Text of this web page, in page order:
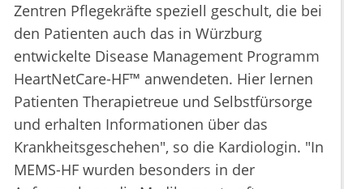
Zentren Pflegekräfte speziell geschult, die bei
den Patienten auch das in Würzburg
entwickelte Disease Management Programm
HeartNetCare-HF™ anwendeten. Hier lernen
Patienten Therapietreue und Selbstfürsorge
und erhalten Informationen über das
Krankheitsgeschehen", so die Kardiologin. "In
MEMS-HF wurden besonders in der